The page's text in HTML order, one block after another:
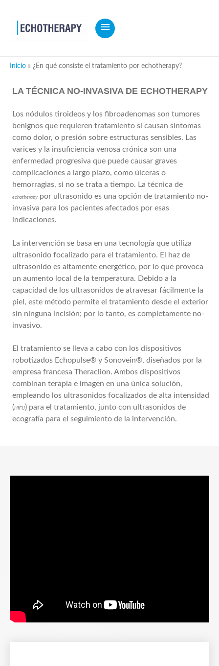
MENÚ
Inicio ¿En qué consiste el tratamiento por echotherapy?
LA TÉCNICA NO-INVASIVA DE ECHOTHERAPY
Los nódulos tiroideos y los fibroadenomas son tumores
benignos que requieren tratamiento si causan síntomas
como dolor, o presión sobre estructuras sensibles. Las
varices y la insuficiencia venosa crónica son una
enfermedad progresiva que puede causar graves
complicaciones a largo plazo, como úlceras o
hemorragias, si no se trata a tiempo. La técnica de
echotherapy por ultrasonido es una opción de tratamiento no-
invasiva para los pacientes afectados por esas
indicaciones.
La intervención se basa en una tecnología que utiliza
ultrasonido focalizado para el tratamiento. El haz de
ultrasonido es altamente energético, por lo que provoca
un aumento local de la temperatura. Debido a la
capacidad de los ultrasonidos de atravesar fácilmente la
piel, este método permite el tratamiento desde el exterior
sin ninguna incisión; por lo tanto, es completamente no-
invasivo.
El tratamiento se lleva a cabo con los dispositivos
robotizados Echopulse® y Sonovein®, diseñados por la
empresa francesa Theraclion. Ambos dispositivos
combinan terapia e imagen en una única solución,
empleando los ultrasonidos focalizados de alta intensidad
(HIFU) para el tratamiento, junto con ultrasonidos de
ecografía para el seguimiento de la intervención.